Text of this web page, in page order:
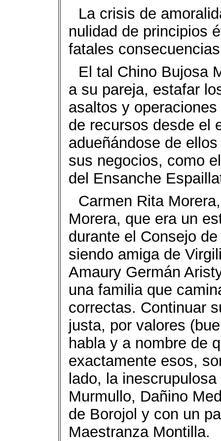
La crisis de
nulidad de principios
fatales
El tal Chino Bujosa
a su pareja, estafar
asaltos y
de recursos desde el
adueñándose de
sus negocios, como
del Ensanche
Carmen Rita
Morera, que era un
durante el Consejo
siendo amiga de
Amaury Germán
una familia que
correctas. Continuar
justa, por valores
habla y a nombre de
exactamente esos,
lado, la
Murmullo, Dañino
de Borojol y con un
Maestranza Montilla.